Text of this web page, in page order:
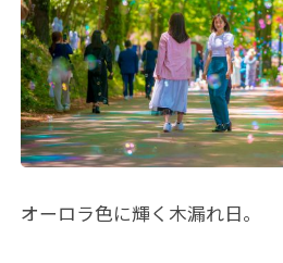
オーロラ色に輝く木漏れ日。